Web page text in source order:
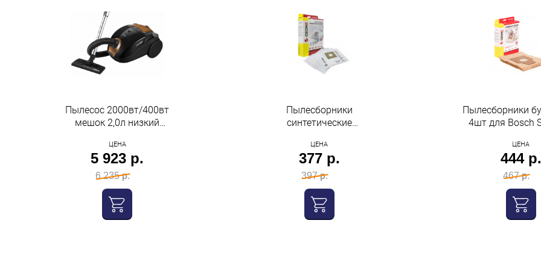
Пылесос 2000вт/400вт
мешок 2,0л низкий
Centek
ЦЕНА
5 923 р.
6 235 р.
Пылесборники
синтетические
Scarlett, Shivaki,
Supra,Ufesa,Vigor, Vitek,
Фея, Bork Ozone
ЦЕНА
377 р.
397 р.
Пылесборники
4шт для Bosch
оригинальные
ЦЕНА
444 р.
467 р.